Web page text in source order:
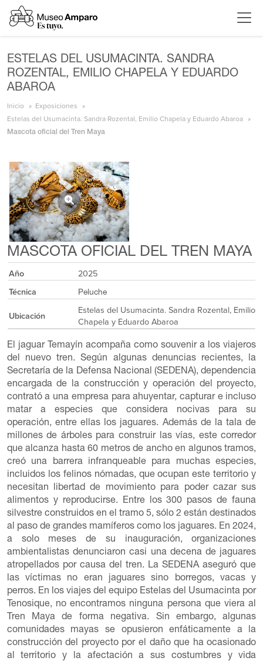
ESTELAS DEL USUMACINTA. SANDRA
ROZENTAL, EMILIO CHAPELA Y EDUARDO
ABAROA
Inicio
Exposiciones
Estelas del Usumacinta. Sandra Rozental, Emilio Chapela y Eduardo Abaroa
Mascota oficial del Tren Maya
MASCOTA OFICIAL DEL TREN MAYA
Año
2025
Técnica
Peluche
Ubicación
Estelas del Usumacinta. Sandra Rozental, Emilio
Chapela y Eduardo Abaroa
El jaguar Temayín acompaña como souvenir a los viajeros
del nuevo tren. Según algunas denuncias recientes, la
Secretaría de la Defensa Nacional (SEDENA), dependencia
encargada de la construcción y operación del proyecto,
contrató a una empresa para ahuyentar, capturar e incluso
matar a especies que considera nocivas para su
operación, entre ellas los jaguares. Además de la tala de
millones de árboles para construir las vías, este corredor
que alcanza hasta 60 metros de ancho en algunos tramos,
creó una barrera infranqueable para muchas especies,
incluidos los felinos nómadas, que ocupan este territorio y
necesitan libertad de movimiento para poder cazar sus
alimentos y reproducirse. Entre los 300 pasos de fauna
silvestre construidos en el tramo 5, sólo 2 están destinados
al paso de grandes mamíferos como los jaguares. En 2024,
a solo meses de su inauguración, organizaciones
ambientalistas denunciaron casi una decena de jaguares
atropellados por causa del tren. La SEDENA aseguró que
las víctimas no eran jaguares sino borregos, vacas y
perros. En los viajes del equipo Estelas del Usumacinta por
Tenosique, no encontramos ninguna persona que viera al
Tren Maya de forma negativa. Sin embargo, algunas
comunidades mayas se opusieron enfáticamente a la
construcción del proyecto por el daño que ha ocasionado
al territorio y la afectación a sus costumbres y vida